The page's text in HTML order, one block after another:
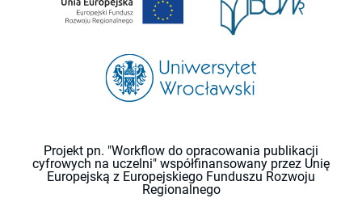
Projekt pn. "Workflow do opracowania publikacji
cyfrowych na uczelni" współfinansowany przez Unię
Europejską z Europejskiego Funduszu Rozwoju
Regionalnego